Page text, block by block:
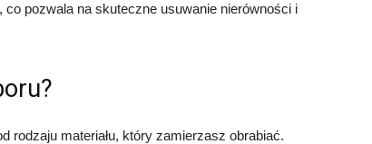
pozwala na skuteczne usuwanie nierówności i
rodzaju materiału, który zamierzasz obrabiać.